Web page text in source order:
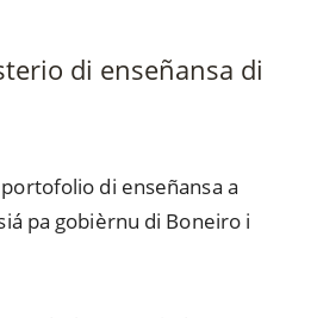
di enseñansa di
di enseñansa a
pa gobièrnu di Boneiro i